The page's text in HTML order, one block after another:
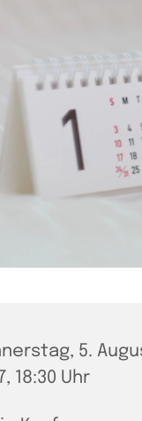
5.
18:30 Uhr